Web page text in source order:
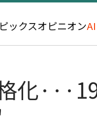
ックスオピニオン
化